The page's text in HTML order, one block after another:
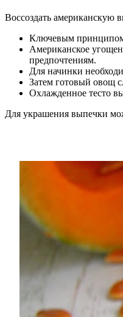
Воссоздать американскую
Ключевым принципом
Американское
предпочтениям.
Для начинки
Затем готовый овощ
Охлажденное тесто
Для украшения выпечки